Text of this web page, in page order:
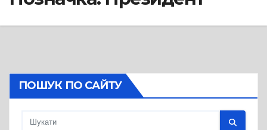
ПОШУК ПО САЙТУ